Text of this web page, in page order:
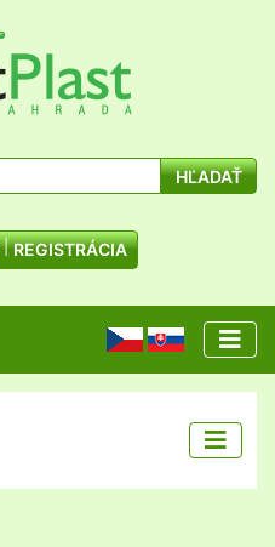
HĽADAŤ
REGISTRÁCIA
CZ SK